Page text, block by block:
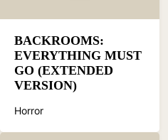
BACKROOMS:
EVERYTHING MUST
GO (EXTENDED
VERSION)
Horror